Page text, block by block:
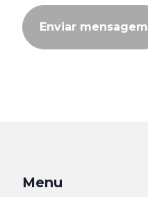
Enviar mensagem
Menu